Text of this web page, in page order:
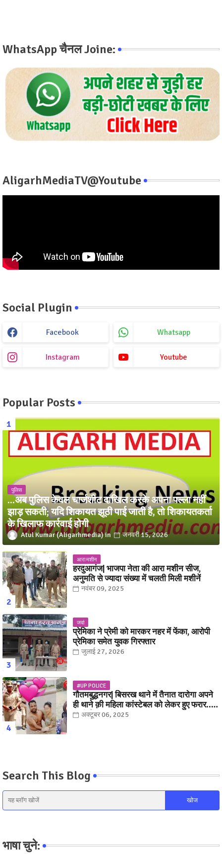
WhatsApp चैनल Joine:
AligarhMediaTV@Youtube
Social Plugin
Facebook Whatsapp
Instagram Youtube
Popular Posts
पुलिस
...अब पुलिस केवल चार्जशीट दाखिल करके अपना पल्ला नहीं
झाड़ सकती; यदि शिकायत झूठी पाई जाती है, तो शिकायतकर्ता
के खिलाफ कार्रवाई होगी
Atul Kumar (Aligarhmedia) जनवरी 15, 2026
आरा मशीन
हरदुआगंज| भाजपा नेता की आरा मशीन सीज,
अनुमति से ज्यादा संख्या में चलती मिली मशीनें
नवंबर 09, 2025
जवां
प्रेमिका ने प्रेमी को मारकर नहर में फेंका, आरोपी
प्रेमिका समेत युवक गिरफ्तार
जुलाई 27, 2026
#UP POLICE
गौतमबुद्धनगर| बिसरख थाने में तैनात दारोगा अपने
ही थाने क़ी महिला कांस्टेबल को लेकर हुए फरार...
पत्नी नें कर दी रार!
अक्टूबर 06, 2025
Search This Blog
भाषा चुने: